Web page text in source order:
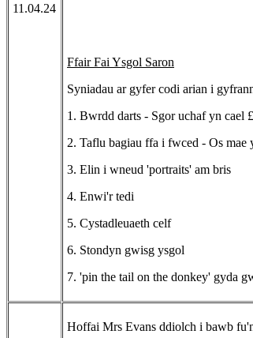
11.04.24
Ffair Fai Ysgol Saron
Syniadau ar gyfer codi arian i
1. Bwrdd darts - Sgor uchaf yn cael
2. Taflu bagiau ffa i fwced - Os
3. Elin i wneud 'portraits' am bris
4. Enwi'r tedi
5. Cystadleuaeth celf
6. Stondyn gwisg ysgol
7. 'pin the tail on the donkey' gyda
Hoffai Mrs Evans ddiolch i bawb